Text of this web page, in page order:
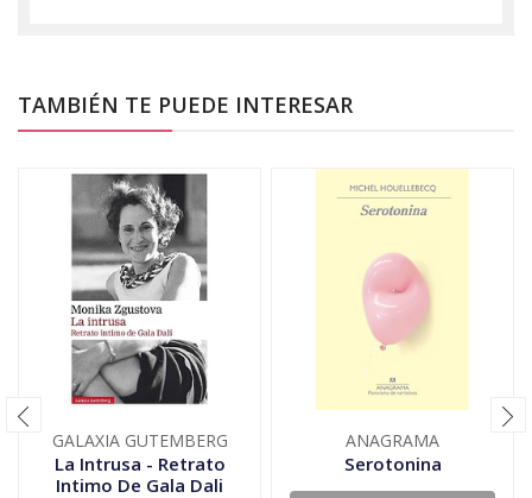
TAMBIÉN TE PUEDE INTERESAR
GALAXIA GUTEMBERG
La Intrusa - Retrato
Intimo De Gala Dali
ANAGRAMA
Serotonina